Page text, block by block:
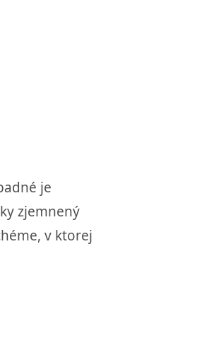
je
zjemnený
v ktorej